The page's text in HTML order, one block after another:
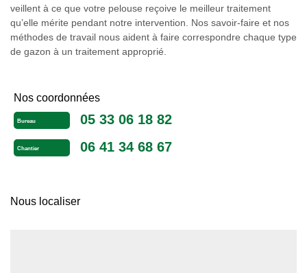
veillent à ce que votre pelouse reçoive le meilleur traitement
qu’elle mérite pendant notre intervention. Nos savoir-faire et nos
méthodes de travail nous aident à faire correspondre chaque type
de gazon à un traitement approprié.
Nos coordonnées
Bureau 05 33 06 18 82
Chantier 06 41 34 68 67
Nous localiser